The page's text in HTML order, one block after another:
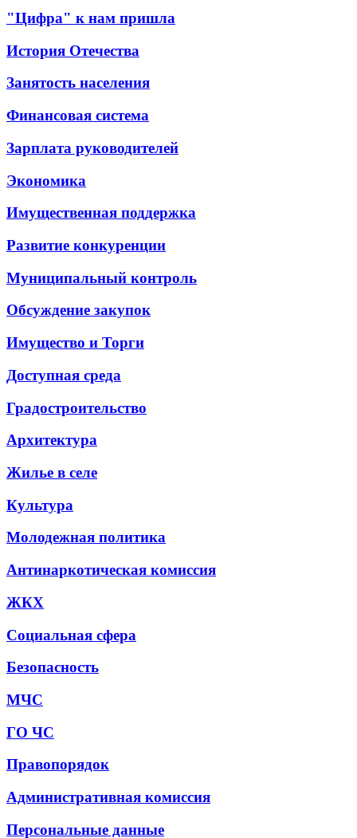
"Цифра" к нам пришла
История Отечества
Занятость населения
Финансовая система
Зарплата руководителей
Экономика
Имущественная поддержка
Развитие конкуренции
Муниципальный контроль
Обсуждение закупок
Имущество и Торги
Доступная среда
Градостроительство
Архитектура
Жилье в селе
Культура
Молодежная политика
Антинаркотическая комиссия
ЖКХ
Социальная сфера
Безопасность
МЧС
ГО ЧС
Правопорядок
Административная комиссия
Персональные данные